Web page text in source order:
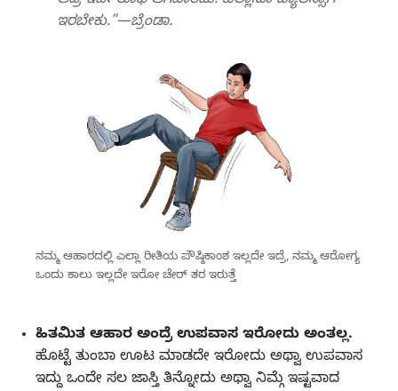
ಇರಬೇಕು.”—ಬ್ರೆಂಡಾ.
ನಮ್ಮ ಆಹಾರದಲ್ಲಿ ಎಲ್ಲಾ ರೀತಿಯ ಪೌಷ್ಠಿಕಾಂಶ ಇಲ್ಲದೇ ಇದ್ರೆ, ನಮ್ಮ ಆರೋಗ್ಯ
ಒಂದು ಕಾಲು ಇಲ್ಲದೇ ಇರೋ ಚೇರ್‌ ತರ ಇರುತ್ತೆ
ಹಿತಮಿತ ಆಹಾರ ಅಂದ್ರೆ ಉಪವಾಸ ಇರೋದು ಅಂತಲ್ಲ.
ಹೊಟ್ಟೆ ತುಂಬಾ ಊಟ ಮಾಡದೇ ಇರೋದು ಅಥ್ವಾ ಉಪವಾಸ
ಇದ್ದು ಒಂದೇ ಸಲ ಜಾಸ್ತಿ ತಿನ್ನೋದು ಅಥ್ವಾ ನಿಮ್ಗೆ ಇಷ್ಟವಾದ